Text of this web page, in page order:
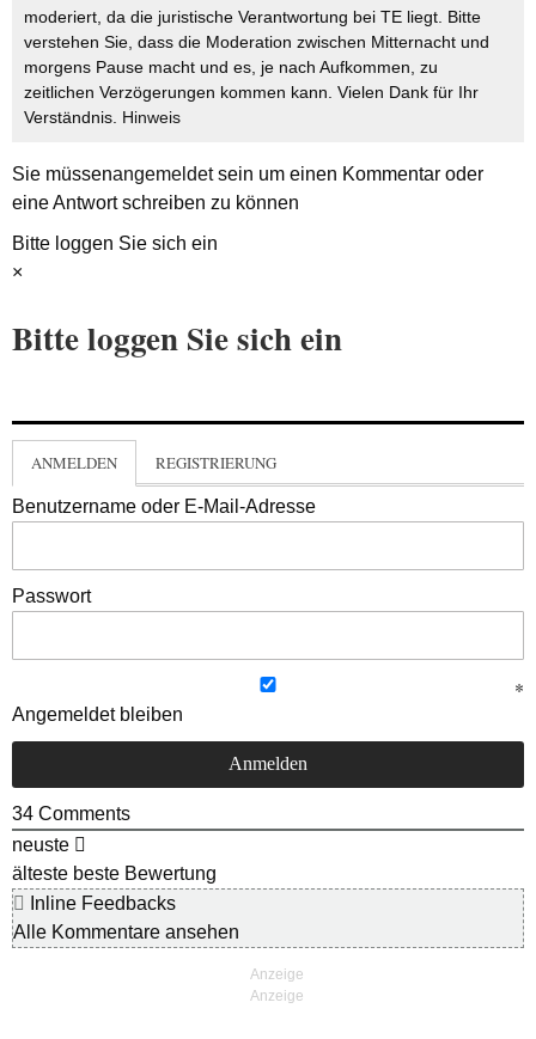
moderiert, da die juristische Verantwortung bei TE liegt. Bitte
verstehen Sie, dass die Moderation zwischen Mitternacht und
morgens Pause macht und es, je nach Aufkommen, zu
zeitlichen Verzögerungen kommen kann. Vielen Dank für Ihr
Verständnis. Hinweis
Sie müssenangemeldetsein um einen Kommentar oder
eine Antwort schreiben zu können
Bitte loggen Sie sich ein
×
Bitte loggen Sie sich ein
ANMELDEN REGISTRIERUNG
Benutzername oder E-Mail-Adresse
Passwort
Angemeldet bleiben
34 Comments
neuste
älteste beste Bewertung
Inline Feedbacks
Alle Kommentare ansehen